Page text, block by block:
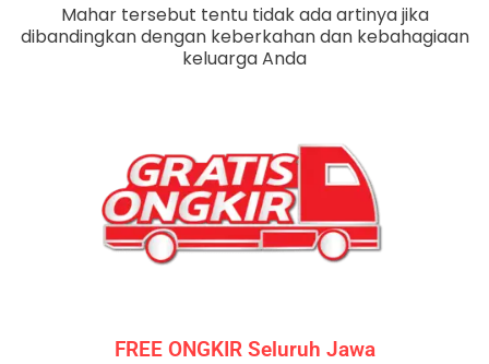
Mahar tersebut tentu tidak ada artinya jika
dibandingkan dengan keberkahan dan kebahagiaan
keluarga Anda
FREE ONGKIR Seluruh Jawa